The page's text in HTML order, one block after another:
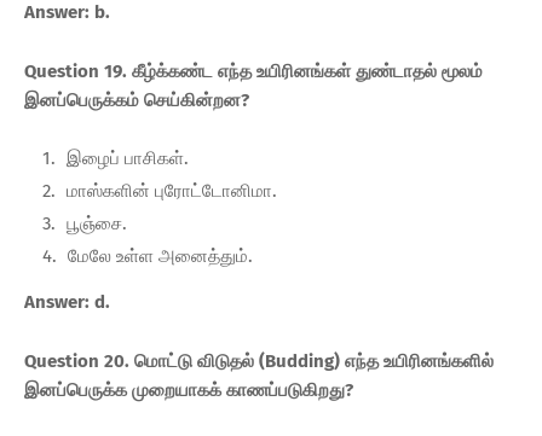
Answer: b.
Question 19. கீழ்க்கண்ட எந்த உயிரினங்கள் துண்டாதல் மூலம்
இனப்பெருக்கம் செய்கின்றன?
இழைப் பாசிகள்.
மாஸ்களின் புரோட்டோனிமா.
பூஞ்சை.
மேலே உள்ள அனைத்தும்.
Answer: d.
Question 20. மொட்டு விடுதல் (Budding) எந்த உயிரினங்களில்
இனப்பெருக்க முறையாகக் காணப்படுகிறது?